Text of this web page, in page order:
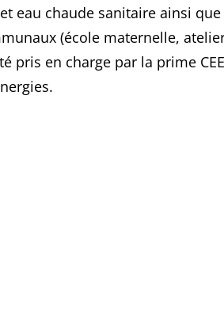
eau chaude sanitaire ainsi que
(école maternelle,
pris en charge par la prime CEE